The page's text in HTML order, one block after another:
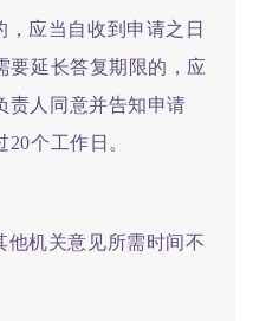
应当自收到申请之日
要延长答复期限的，应
责人同意并告知申请
个工作日。
他机关意见所需时间不